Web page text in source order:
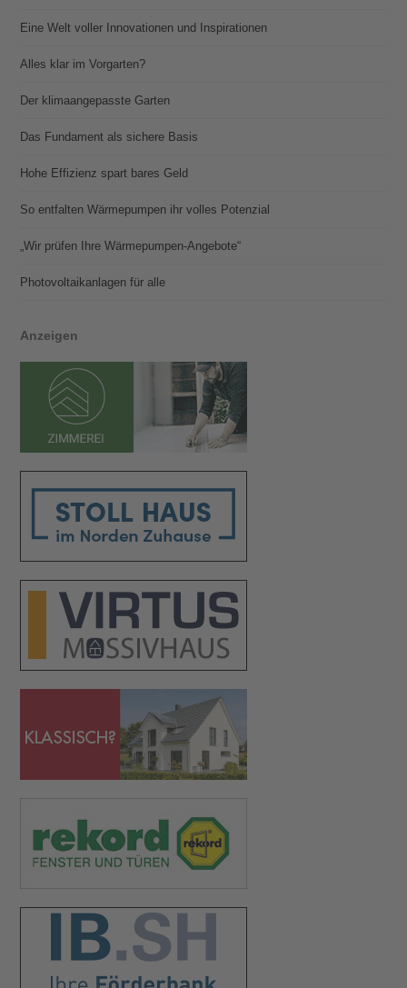
Eine Welt voller Innovationen und Inspirationen
Alles klar im Vorgarten?
Der klimaangepasste Garten
Das Fundament als sichere Basis
Hohe Effizienz spart bares Geld
So entfalten Wärmepumpen ihr volles Potenzial
„Wir prüfen Ihre Wärmepumpen-Angebote“
Photovoltaik­­anlagen für alle
Anzeigen